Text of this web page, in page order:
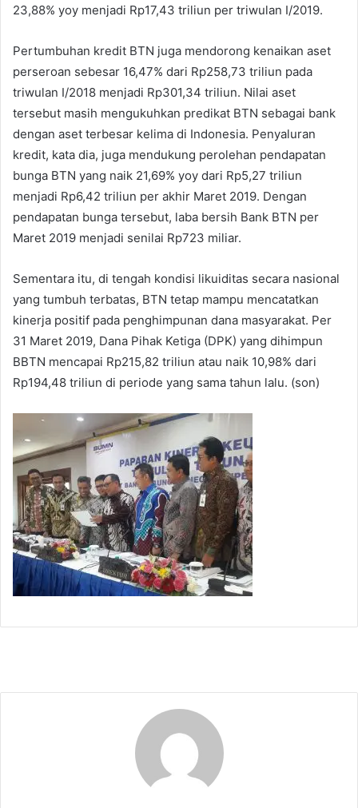
23,88% yoy menjadi Rp17,43 triliun per triwulan I/2019.
Pertumbuhan kredit BTN juga mendorong kenaikan aset
perseroan sebesar 16,47% dari Rp258,73 triliun pada
triwulan I/2018 menjadi Rp301,34 triliun. Nilai aset
tersebut masih mengukuhkan predikat BTN sebagai bank
dengan aset terbesar kelima di Indonesia. Penyaluran
kredit, kata dia, juga mendukung perolehan pendapatan
bunga BTN yang naik 21,69% yoy dari Rp5,27 triliun
menjadi Rp6,42 triliun per akhir Maret 2019. Dengan
pendapatan bunga tersebut, laba bersih Bank BTN per
Maret 2019 menjadi senilai Rp723 miliar.
Sementara itu, di tengah kondisi likuiditas secara nasional
yang tumbuh terbatas, BTN tetap mampu mencatatkan
kinerja positif pada penghimpunan dana masyarakat. Per
31 Maret 2019, Dana Pihak Ketiga (DPK) yang dihimpun
BBTN mencapai Rp215,82 triliun atau naik 10,98% dari
Rp194,48 triliun di periode yang sama tahun lalu. (son)